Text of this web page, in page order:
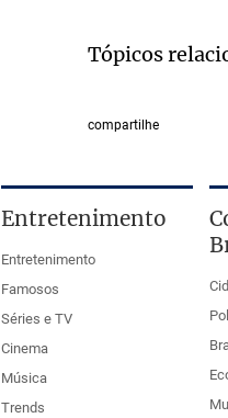
Tópicos
compartilhe
Entretenimento
Entretenimento
Famosos
Séries e TV
Cinema
Música
Trends